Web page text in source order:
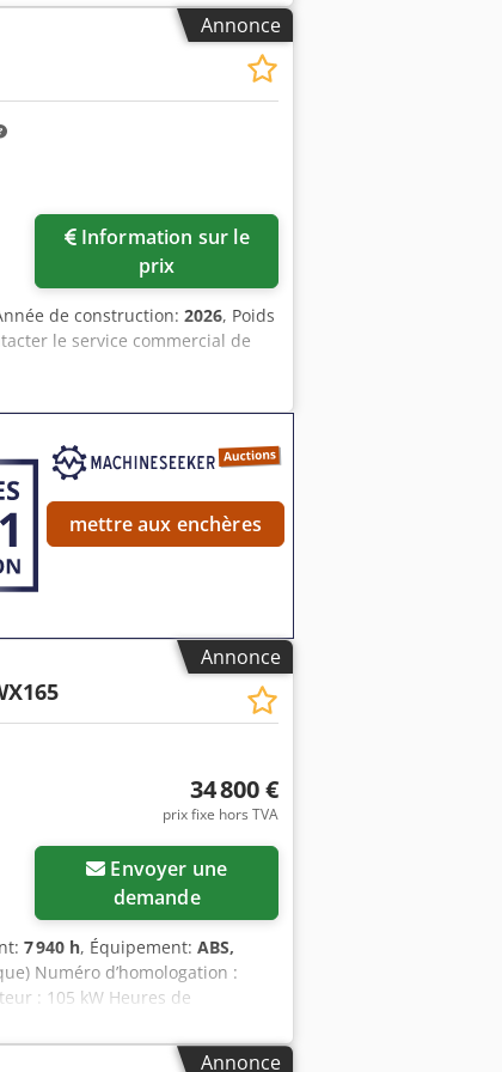
financières Prix : Sur
prêt à l'emploi immédiatement !
curage de fossés de 2000 mm -
Annonce
Information sur le
prix
de construction: 2026, Poids
le service commercial de
mettre aux enchères
Annonce
34 800 €
prix fixe hors TVA
demande
7 940 h, Équipement: ABS,
Numéro d’homologation :
: 105 kW Heures de
: 8,19 m Largeur de
par joystick - Lame de
Annonce